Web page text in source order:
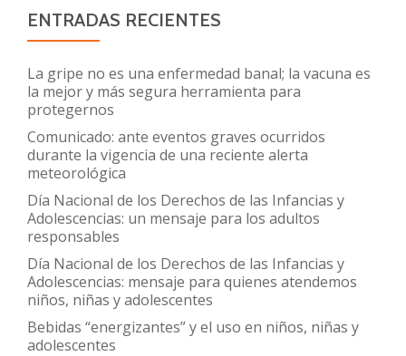
ENTRADAS RECIENTES
La gripe no es una enfermedad banal; la vacuna es
la mejor y más segura herramienta para
protegernos
Comunicado: ante eventos graves ocurridos
durante la vigencia de una reciente alerta
meteorológica
Día Nacional de los Derechos de las Infancias y
Adolescencias: un mensaje para los adultos
responsables
Día Nacional de los Derechos de las Infancias y
Adolescencias: mensaje para quienes atendemos
niños, niñas y adolescentes
Bebidas “energizantes” y el uso en niños, niñas y
adolescentes